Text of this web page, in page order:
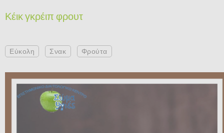
Κέικ γκρέιπ φρουτ
Εύκολη Σνακ Φρούτα